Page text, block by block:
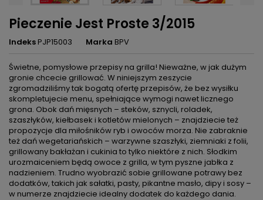
Pieczenie Jest Proste 3/2015
IndeksPJP15003 Marka BPV
Świetne, pomysłowe przepisy na grilla! Nieważne, w jak dużym
gronie chcecie grillować. W niniejszym zeszycie
zgromadziliśmy tak bogatą ofertę przepisów, że bez wysiłku
skompletujecie menu, spełniające wymogi nawet licznego
grona. Obok dań mięsnych – steków, sznycli, roladek,
szaszłyków, kiełbasek i kotletów mielonych – znajdziecie też
propozycje dla miłośników ryb i owoców morza. Nie zabraknie
też dań wegetariańskich – warzywne szaszłyki, ziemniaki z folii,
grillowany bakłażan i cukinia to tylko niektóre z nich. Słodkim
urozmaiceniem będą owoce z grilla, w tym pyszne jabłka z
nadzieniem. Trudno wyobrazić sobie grillowane potrawy bez
dodatków, takich jak sałatki, pasty, pikantne masło, dipy i sosy –
w numerze znajdziecie idealny dodatek do każdego dania.